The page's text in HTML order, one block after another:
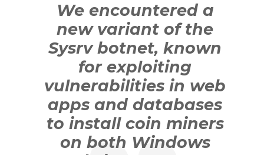
We encountered a
new variant of the
Sysrv botnet, known
for exploiting
vulnerabilities in web
apps and databases
to install coin miners
on both Windows